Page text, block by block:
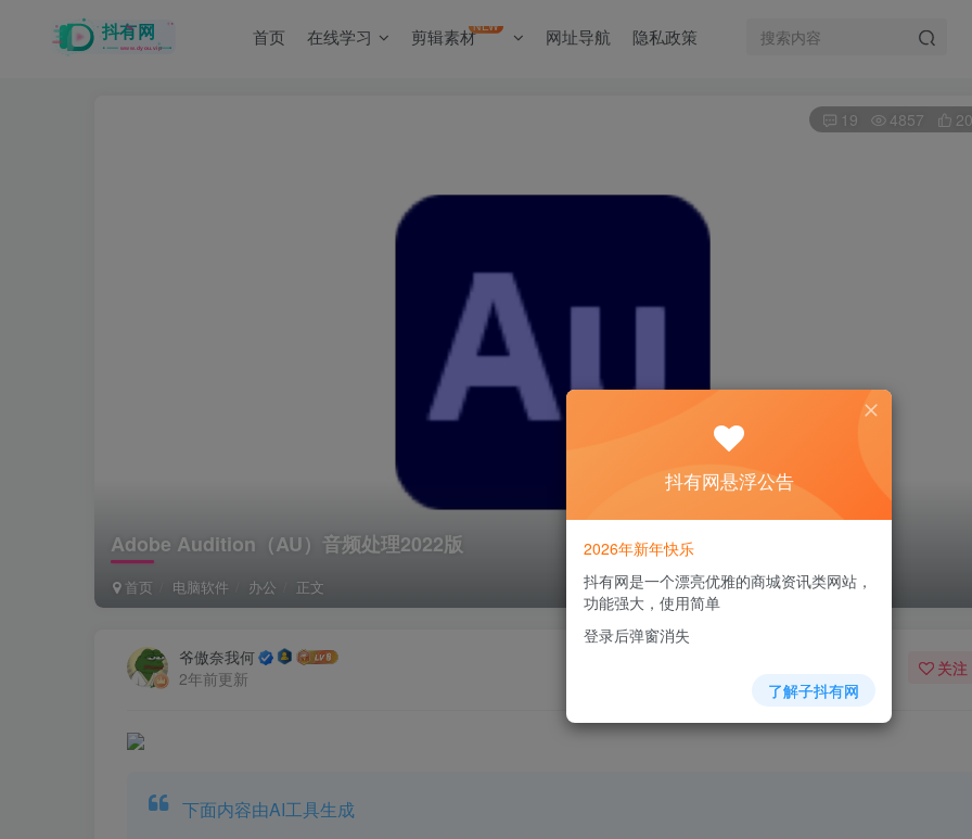
首页 在线学习 剪辑素材NEW 网址导航 隐私政策
Adobe Audition（AU）音频处理2022版
首页 电脑软件 办公 正文
19 4857
爷傲奈我何
2年前更新
关注
下面内容由AI工具生成
抖有网悬浮公告
2026年新年快乐
抖有网是一个漂亮优雅的商城资讯类网站，
功能强大，使用简单
登录后弹窗消失
了解子抖有网